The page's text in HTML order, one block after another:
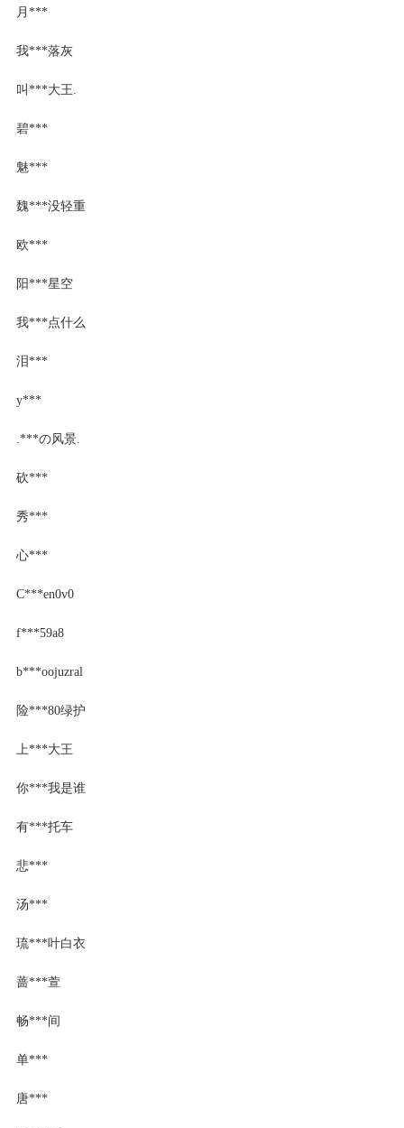
月***
我***落灰
叫***大王.
碧***
魅***
魏***没轻重
欧***
阳***星空
我***点什么
泪***
y***
.***の风景.
砍***
秀***
心***
C***en0v0
f***59a8
b***oojuzral
险***80绿护
上***大王
你***我是谁
有***托车
悲***
汤***
琉***叶白衣
蔷***萱
畅***间
单***
唐***